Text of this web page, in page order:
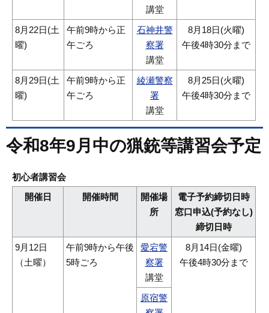
講堂
8月22日(土
曜)
午前9時から正
午ごろ
石神井警
察署
講堂
8月18日(火曜)
午後4時30分まで
8月29日(土
曜)
午前9時から正
午ごろ
綾瀬警察
署
講堂
8月25日(火曜)
午後4時30分まで
令和8年9月中の猟銃等講習会予定
初心者講習会
開催日
開催時間
開催場
所
電子予約締切日時
窓口申込(予約なし)
締切日時
9月12日
（土曜）
午前9時から午後
5時ごろ
愛宕警
察署
講堂
8月14日(金曜)
午後4時30分まで
原宿警